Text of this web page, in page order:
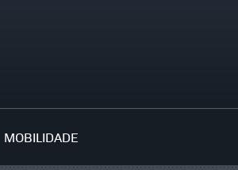
MOBILIDADE